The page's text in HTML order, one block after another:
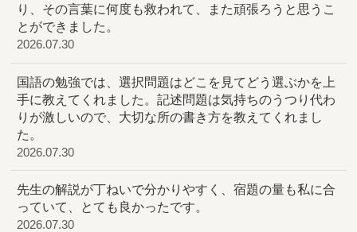
り、その言葉に何度も救われて、また頑張ろうと思うこ
とができました。
2026.07.30
国語の勉強では、選択問題はどこを見てどう選ぶかを上
手に教えてくれました。記述問題は気持ちのうつり代わ
りが激しいので、大切な所の書き方を教えてくれまし
た。
2026.07.30
先生の解説が丁ねいで分かりやすく、宿題の量も私に合
っていて、とても良かったです。
2026.07.30